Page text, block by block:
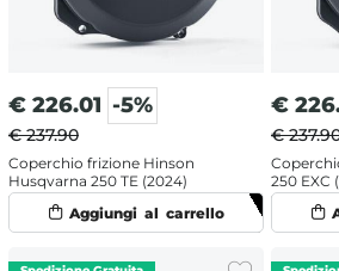
€ 226.01 -5%
€ 237.90
Coperchio frizione Hinson
Husqvarna 250 TE (2024)
€
€
250 EXC